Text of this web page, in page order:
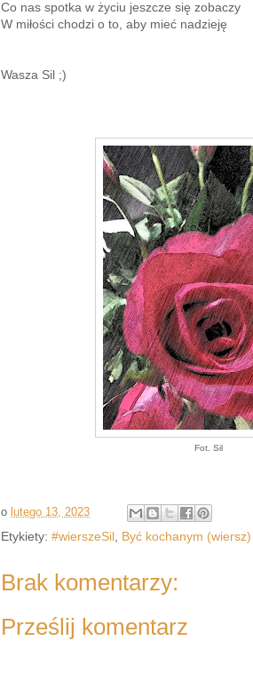
Co nas spotka w życiu jeszcze się zobaczy
W miłości chodzi o to, aby mieć nadzieję
Wasza Sil ;)
Fot. Sil
o lutego 13, 2023
Etykiety: #wierszeSil Być kochanym (wiersz)
Brak komentarzy:
Prześlij komentarz